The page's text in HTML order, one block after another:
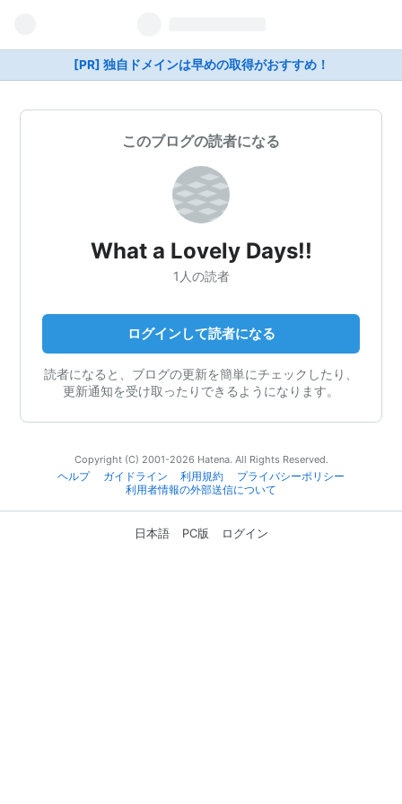
[PR] 独自ドメインは早めの取得がおすすめ！
このブログの読者になる
What a Lovely Days!!
1人の読者
ログインして読者になる
読者になると、ブログの更新を簡単にチェックしたり、
更新通知を受け取ったりできるようになります。
Copyright (C) 2001-2026 Hatena. All Rights Reserved.
ヘルプ
ガイドライン 利用規約
プライバシーポリシー
利用者情報の外部送信について
日本語 PC版 ログイン